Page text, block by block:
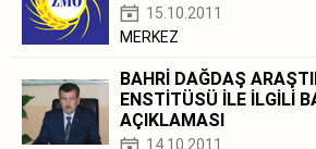
15.10.2011
MERKEZ
BAHRİ DAĞDAŞ
ENSTİTÜSÜ İLE İLGİLİ
AÇIKLAMASI
14.10.2011